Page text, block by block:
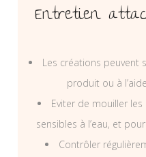
Entretien
Les créations peuvent
produit ou à
Eviter de mouiller
sensibles à l’eau, et
Contrôler